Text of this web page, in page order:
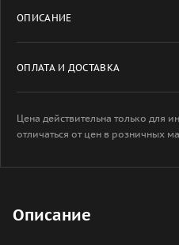
ОПИСАНИЕ
ОПЛАТА И ДОСТАВКА
Цена действительна только для
отличаться от цен в розничных
Описание